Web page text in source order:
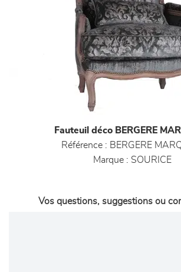
Fauteuil déco BERGERE
Référence : BERGERE
Marque : SOURICE
Vos questions, suggestions ou